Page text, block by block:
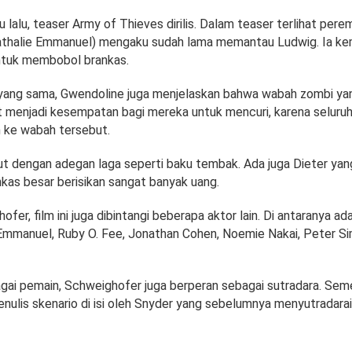
lalu, teaser Army of Thieves dirilis. Dalam teaser terlihat
Emmanuel) mengaku sudah lama memantau Ludwig. Ia
membobol brankas.
sama, Gwendoline juga menjelaskan bahwa wabah zombi
menjadi kesempatan bagi mereka untuk mencuri, karena
ke wabah tersebut.
dengan adegan laga seperti baku tembak. Ada juga Dieter
besar berisikan sangat banyak uang.
film ini juga dibintangi beberapa aktor lain. Di antaranya
Ruby O. Fee, Jonathan Cohen, Noemie Nakai, Peter
pemain, Schweighofer juga berperan sebagai sutradara.
skenario di isi oleh Snyder yang sebelumnya